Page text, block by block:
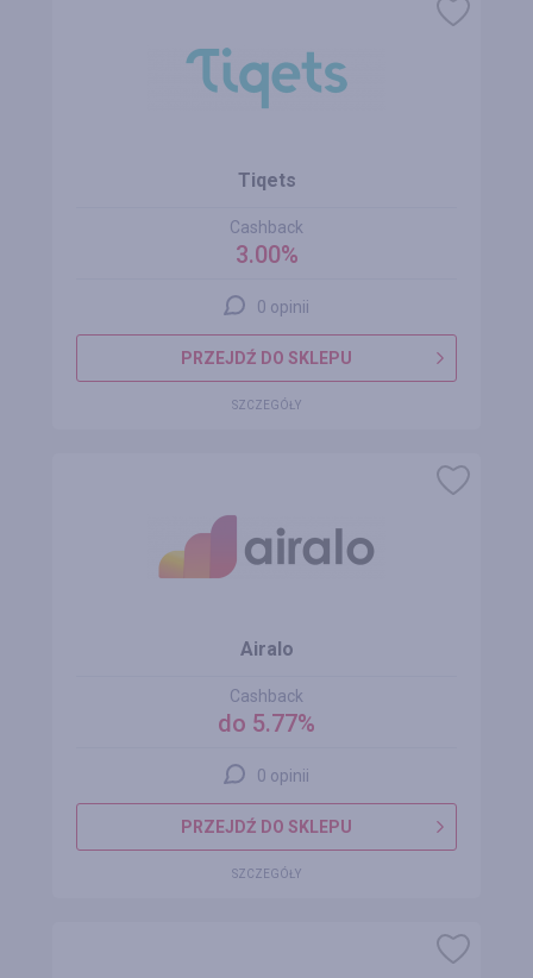
Tiqets
Cashback
3.00%
0 opinii
PRZEJDŹ DO SKLEPU
SZCZEGÓŁY
Airalo
Cashback
do 5.77%
0 opinii
PRZEJDŹ DO SKLEPU
SZCZEGÓŁY